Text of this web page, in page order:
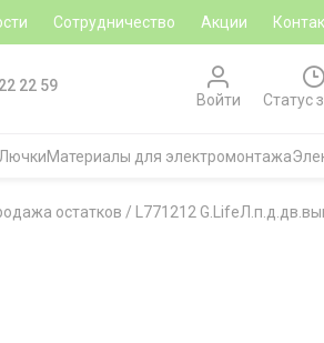
Сотрудничество Акции
22 59
Войти
Статус
ЛючкиМатериалы для электромонтажа
остатков / L771212